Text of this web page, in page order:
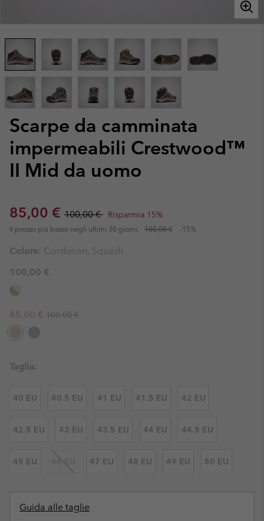
Scarpe da camminata
impermeabili Crestwood™
II Mid da uomo
Sale price:
85,00 € Regular price:
100,00 € Risparmia 15%
Il prezzo più basso negli ultimi 30 giorni: 100,00 € -15%
Colore: Cordovan, Squash
100,00 €
Sale price:
85,00 € Regular price:
100,00 €
Taglia:
40 EU 40.5 EU 41 EU 41.5 EU 42 EU
42.5 EU 43 EU 43.5 EU 44 EU 44.5 EU
45 EU 46 EU 47 EU 48 EU 49 EU 50 EU
Guida alle taglie